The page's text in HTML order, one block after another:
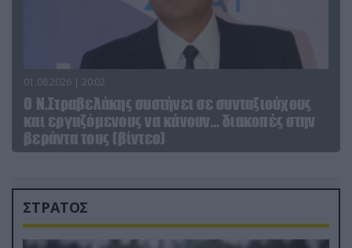
01.08.2026 | 20:02
Ο Ν.Στραβελάκης συστήνει σε συνταξιούχους
και εργαζόμενους να κάνουν… διακοπές στην
βεράντα τους (βίντεο)
ΣΤΡΑΤΟΣ